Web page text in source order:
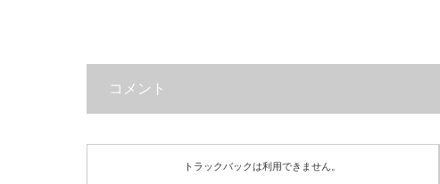
コメント
トラックバックは利用できません。